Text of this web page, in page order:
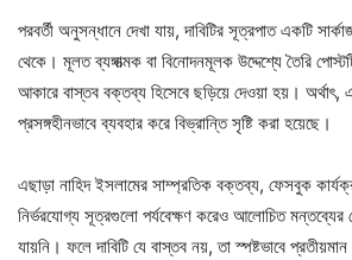
পরবর্তী অনুসন্ধানে দেখা যায়, দাবিটির সূত্রপাত একটি
থেকে। মূলত ব্যঙ্গাত্মক বা বিনোদনমূলক উদ্দেশ্যে তৈরি
আকারে বাস্তব বক্তব্য হিসেবে ছড়িয়ে দেওয়া হয়। অর্থাৎ,
প্রসঙ্গহীনভাবে ব্যবহার করে বিভ্রান্তি সৃষ্টি করা হয়েছে।
এছাড়া নাহিদ ইসলামের সাম্প্রতিক বক্তব্য, ফেসবুক
নির্ভরযোগ্য সূত্রগুলো পর্যবেক্ষণ করেও আলোচিত
যায়নি। ফলে দাবিটি যে বাস্তব নয়, তা স্পষ্টভাবে